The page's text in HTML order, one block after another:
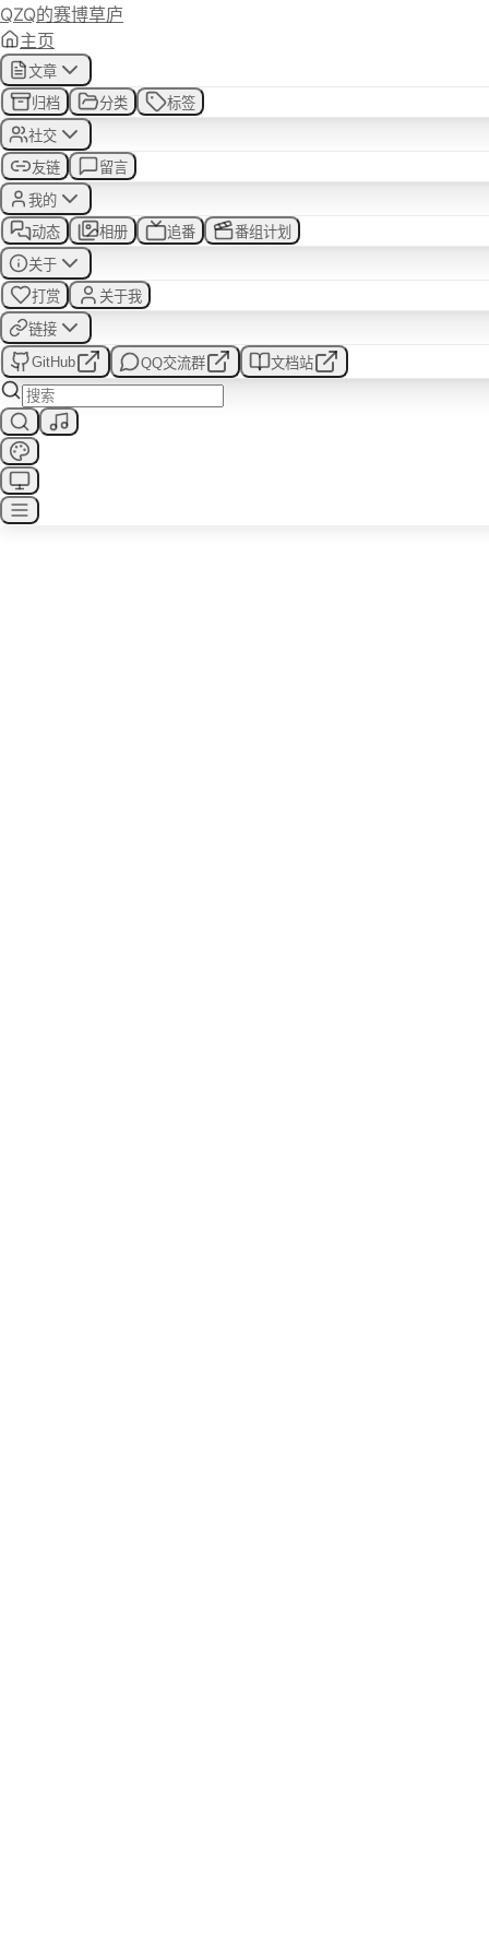
你好，我是QZQ
赛博草庐绝赞建设中...
QZQ的赛博草庐
主页
文章
归档
分类
标签
社交
友链
留言
我的
动态
相册 追番
番组计划
关于
打赏
关于我
链接
GitHub
QQ交流群 文档站